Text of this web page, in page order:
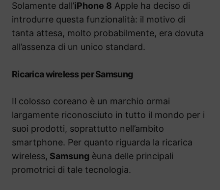
Solamente dall’iPhone 8 Apple ha deciso di
introdurre questa funzionalità: il motivo di
tanta attesa, molto probabilmente, era dovuta
all’assenza di un unico standard.
Ricarica wireless per Samsung
Il colosso coreano è un marchio ormai
largamente riconosciuto in tutto il mondo per i
suoi prodotti, soprattutto nell’ambito
smartphone. Per quanto riguarda la ricarica
wireless, Samsung èuna delle principali
promotrici di tale tecnologia.